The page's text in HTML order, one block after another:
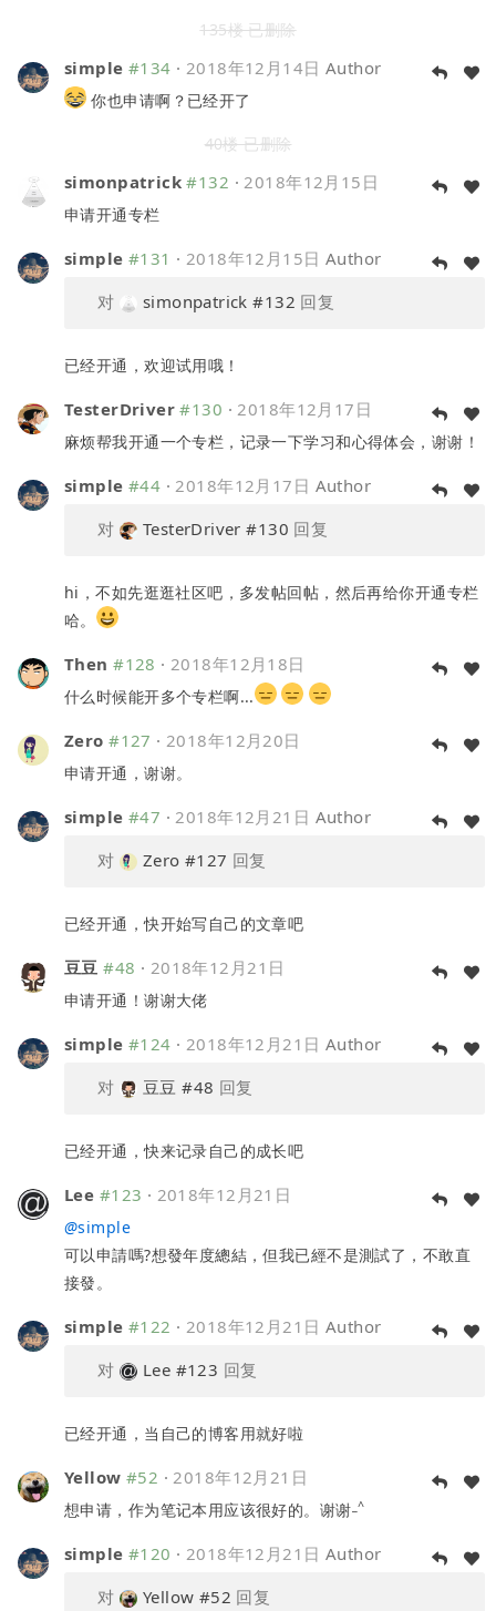
135楼 已删除
simple #134 · 2018年12月14日 Author
你也申请啊？已经开了
40楼 已删除
simonpatrick #132 · 2018年12月15日
申请开通专栏
simple #131 · 2018年12月15日 Author
对
simonpatrick #132 回复
已经开通，欢迎试用哦！
TesterDriver #130 · 2018年12月17日
麻烦帮我开通一个专栏，记录一下学习和心得体会，谢谢！
simple #44 · 2018年12月17日 Author
对
TesterDriver #130 回复
hi，不如先逛逛社区吧，多发帖回帖，然后再给你开通专栏
哈。
Then #128 · 2018年12月18日
什么时候能开多个专栏啊...
Zero #127 · 2018年12月20日
申请开通，谢谢。
simple #47 · 2018年12月21日 Author
对
Zero #127 回复
已经开通，快开始写自己的文章吧
豆豆 #48 · 2018年12月21日
申请开通！谢谢大佬
simple #124 · 2018年12月21日 Author
对
豆豆 #48 回复
已经开通，快来记录自己的成长吧
Lee #123 · 2018年12月21日
@simple
可以申請嗎?想發年度總結，但我已經不是測試了，不敢直
接發。
simple #122 · 2018年12月21日 Author
对
Lee #123 回复
已经开通，当自己的博客用就好啦
Yellow #52 · 2018年12月21日
想申请，作为笔记本用应该很好的。谢谢 _^
simple #120 · 2018年12月21日 Author
对
Yellow #52 回复